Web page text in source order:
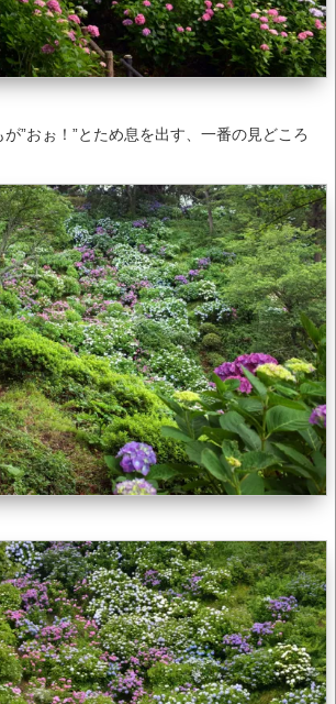
”おぉ！”とため息を出す、一番の見どころ